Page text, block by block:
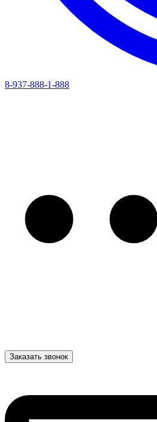
8-937-888-1-888
Заказать звонок